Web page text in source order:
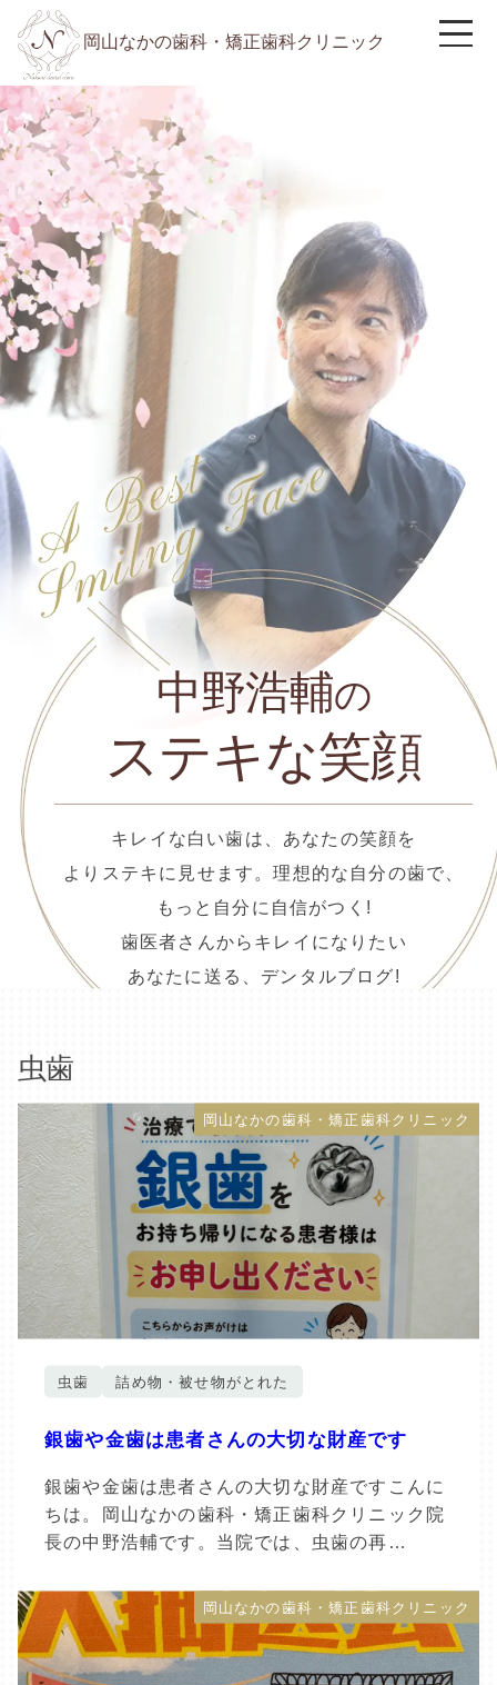
岡山なかの歯科・矯正歯科クリニック
中野浩輔の
ステキな笑顔
キレイな白い歯は、あなたの笑顔を
よりステキに見せます。理想的な自分の歯で、
もっと自分に自信がつく!
歯医者さんからキレイになりたい
あなたに送る、デンタルブログ!
虫歯
岡山なかの歯科・矯正歯科クリニック
虫歯 詰め物・被せ物がとれた
銀歯や金歯は患者さんの大切な財産です
銀歯や金歯は患者さんの大切な財産ですこんに
ちは。岡山なかの歯科・矯正歯科クリニック院
長の中野浩輔です。当院では、虫歯の再…
岡山なかの歯科・矯正歯科クリニック